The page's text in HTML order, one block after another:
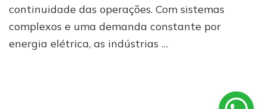
e
continuidade das operações. Com sistemas
complexos e uma demanda constante por
energia elétrica, as indústrias …